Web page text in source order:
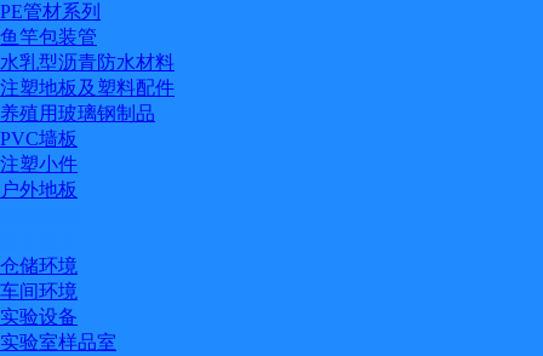
PE管材系列
鱼竿包装管
水乳型沥青防水材料
注塑地板及塑料配件
养殖用玻璃钢制品
PVC墙板
注塑小件
户外地板
仓储环境
车间环境
实验设备
实验室样品室